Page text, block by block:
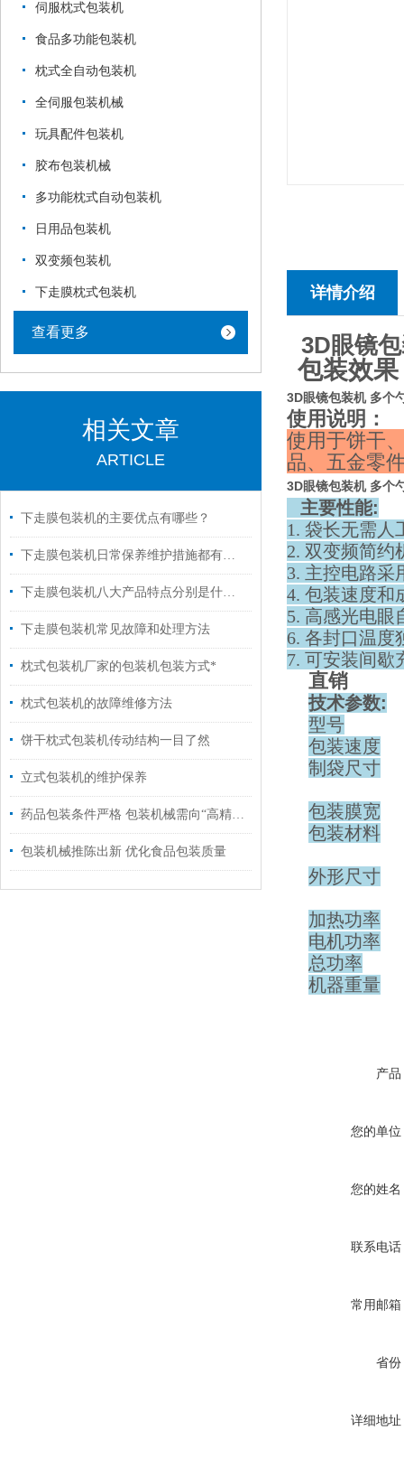
伺服枕式包装机
食品多功能包装机
枕式全自动包装机
全伺服包装机械
玩具配件包装机
胶布包装机械
多功能枕式自动包装机
日用品包装机
双变频包装机
下走膜枕式包装机
查看更多
相关文章
ARTICLE
下走膜包装机的主要优点有哪些？
下走膜包装机日常保养维护措施都有什么？
下走膜包装机八大产品特点分别是什么？
下走膜包装机常见故障和处理方法
枕式包装机厂家的包装机包装方式*
枕式包装机的故障维修方法
饼干枕式包装机传动结构一目了然
立式包装机的维护保养
药品包装条件严格 包装机械需向“高精尖”发展
包装机械推陈出新 优化食品包装质量
详情介绍
3D眼镜
包装效果
3D眼镜包装机 多个
使用说明：
使用于饼干
品、五金零
3D眼镜包装机 多个
主要性能:
1. 袋长无需人
2. 双变频简约
3. 主控电路采
4. 包装速度和
5. 高感光电眼
6. 各封口温度
7. 可安装间歇
直销
技术参数:
型号
包装速度
制袋尺寸
包装膜宽
包装材料
外形尺寸
加热功率
电机功率
总功率
机器重量
产品
您的单位
您的姓名
联系电话
常用邮箱
省份
详细地址